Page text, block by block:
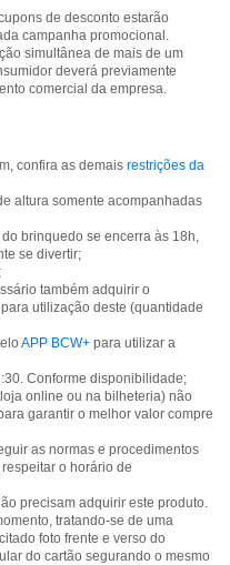
de desconto estarão
campanha promocional.
simultânea de mais de um
deverá previamente
comercial da empresa.
confira as demais restrições da
altura somente acompanhadas
do brinquedo se encerra às 18h,
se divertir;
também adquirir o
utilização deste (quantidade
APP BCW+ para utilizar a
Conforme disponibilidade;
online ou na bilheteria) não
garantir o melhor valor compre
as normas e procedimentos
o horário de
precisam adquirir este produto.
tratando-se de uma
foto frente e verso do
do cartão segurando o mesmo